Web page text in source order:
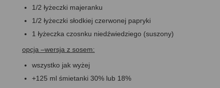
1/2 łyżeczki majeranku
1/2 łyżeczki słodkiej czerwonej papryki
1 łyżeczka czosnku niedźwiedziego (suszony)
opcja –wersja z sosem:
wszystko jak wyżej
+125 ml śmietanki 30% lub 18%